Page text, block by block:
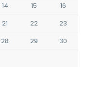
14 15
16
21 22
23
28 29
30